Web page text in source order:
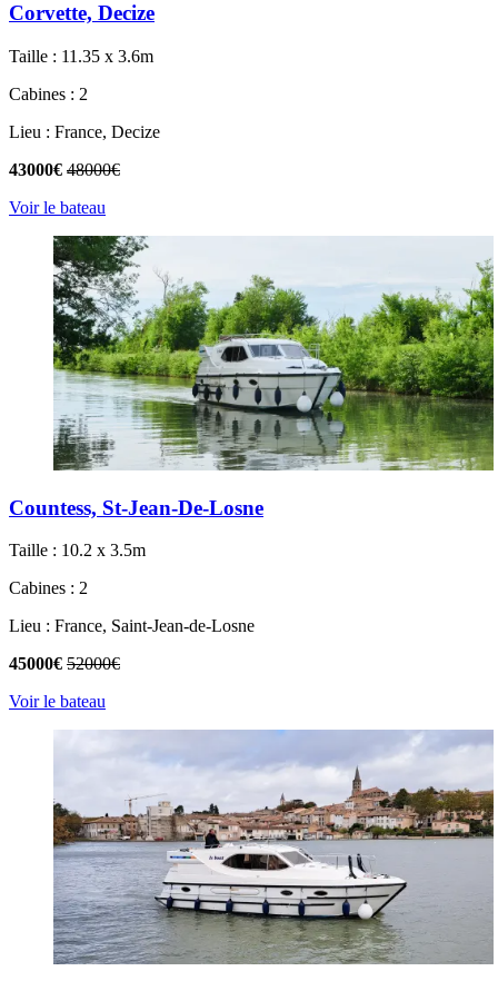
Corvette, Decize
Taille : 11.35 x 3.6m
Cabines : 2
Lieu : France, Decize
43000€ 48000€
Voir le bateau
Countess, St-Jean-De-Losne
Taille : 10.2 x 3.5m
Cabines : 2
Lieu : France, Saint-Jean-de-Losne
45000€ 52000€
Voir le bateau